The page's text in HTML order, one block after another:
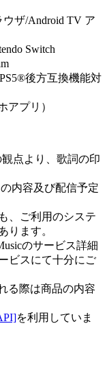
ザ/Android TV ア
Switch
後方互換機能対
アプリ）
点より、歌詞の印
内容及び配信予定
、ご利用のシステ
ります。
のサービス詳細
ビスにて十分にご
る際は商品の内容
を利用していま